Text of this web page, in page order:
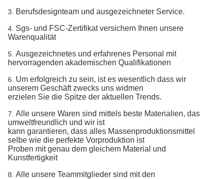
3. Berufsdesignteam und ausgezeichneter Service.
4. Sgs- und FSC-Zertifikat versichern Ihnen unsere
Warenqualität
5. Ausgezeichnetes und erfahrenes Personal mit
hervorragenden akademischen Qualifikationen
6. Um erfolgreich zu sein, ist es wesentlich dass wir
unserem Geschäft zwecks uns widmen
erzielen Sie die Spitze der aktuellen Trends.
7. Alle unsere Waren sind mittels beste Materialien, das
umweltfreundlich und wir ist
kann garantieren, dass alles Massenproduktionsmittel
selbe wie die perfekte Vorproduktion ist
Proben mit genau dem gleichem Material und
Kunstfertigkeit
8. Alle unsere Teammitglieder sind mit den